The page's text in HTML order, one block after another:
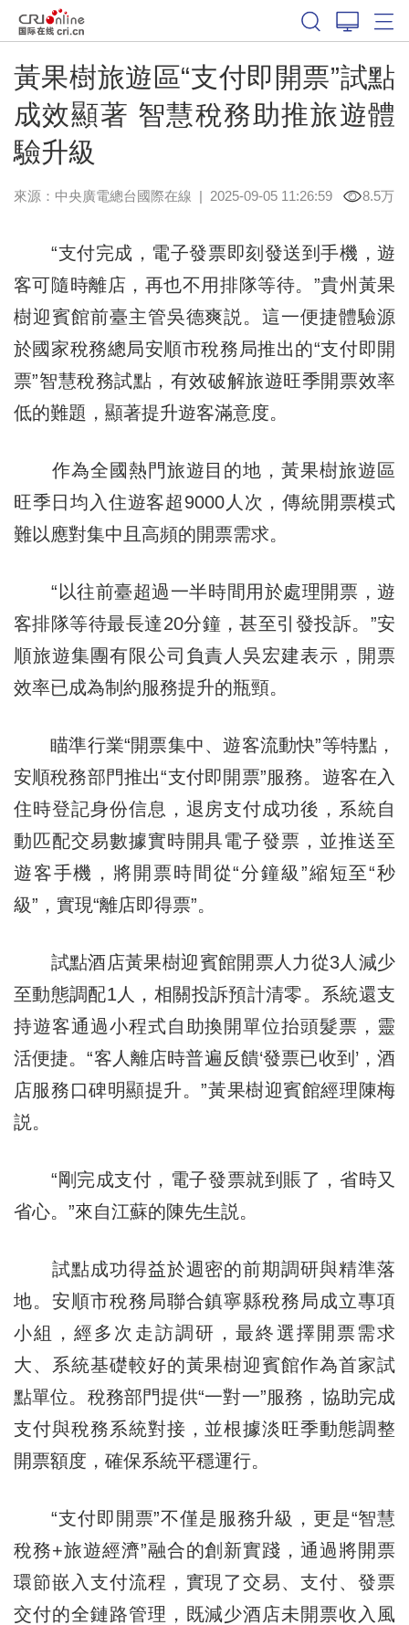
黃果樹旅遊區“支付即開票”試點
成效顯著 智慧稅務助推旅遊體
驗升級
來源：中央廣電總台國際在線 | 2025-09-05 11:26:59 8.5万
“支付完成，電子發票即刻發送到手機，遊
客可隨時離店，再也不用排隊等待。”貴州黃果
樹迎賓館前臺主管吳德爽説。這一便捷體驗源
於國家稅務總局安順市稅務局推出的“支付即開
票”智慧稅務試點，有效破解旅遊旺季開票效率
低的難題，顯著提升遊客滿意度。
作為全國熱門旅遊目的地，黃果樹旅遊區
旺季日均入住遊客超9000人次，傳統開票模式
難以應對集中且高頻的開票需求。
“以往前臺超過一半時間用於處理開票，遊
客排隊等待最長達20分鐘，甚至引發投訴。”安
順旅遊集團有限公司負責人吳宏建表示，開票
效率已成為制約服務提升的瓶頸。
瞄準行業“開票集中、遊客流動快”等特點，
安順稅務部門推出“支付即開票”服務。遊客在入
住時登記身份信息，退房支付成功後，系統自
動匹配交易數據實時開具電子發票，並推送至
遊客手機，將開票時間從“分鐘級”縮短至“秒
級”，實現“離店即得票”。
試點酒店黃果樹迎賓館開票人力從3人減少
至動態調配1人，相關投訴預計清零。系統還支
持遊客通過小程式自助換開單位抬頭髮票，靈
活便捷。“客人離店時普遍反饋‘發票已收到’，酒
店服務口碑明顯提升。”黃果樹迎賓館經理陳梅
説。
“剛完成支付，電子發票就到賬了，省時又
省心。”來自江蘇的陳先生説。
試點成功得益於週密的前期調研與精準落
地。安順市稅務局聯合鎮寧縣稅務局成立專項
小組，經多次走訪調研，最終選擇開票需求
大、系統基礎較好的黃果樹迎賓館作為首家試
點單位。稅務部門提供“一對一”服務，協助完成
支付與稅務系統對接，並根據淡旺季動態調整
開票額度，確保系統平穩運行。
“支付即開票”不僅是服務升級，更是“智慧
稅務+旅遊經濟”融合的創新實踐，通過將開票
環節嵌入支付流程，實現了交易、支付、發票
交付的全鏈路管理，既減少酒店未開票收入風